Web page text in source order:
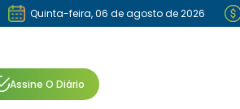
Quinta-feira, 06 de agosto de 2026
Assine O Diário